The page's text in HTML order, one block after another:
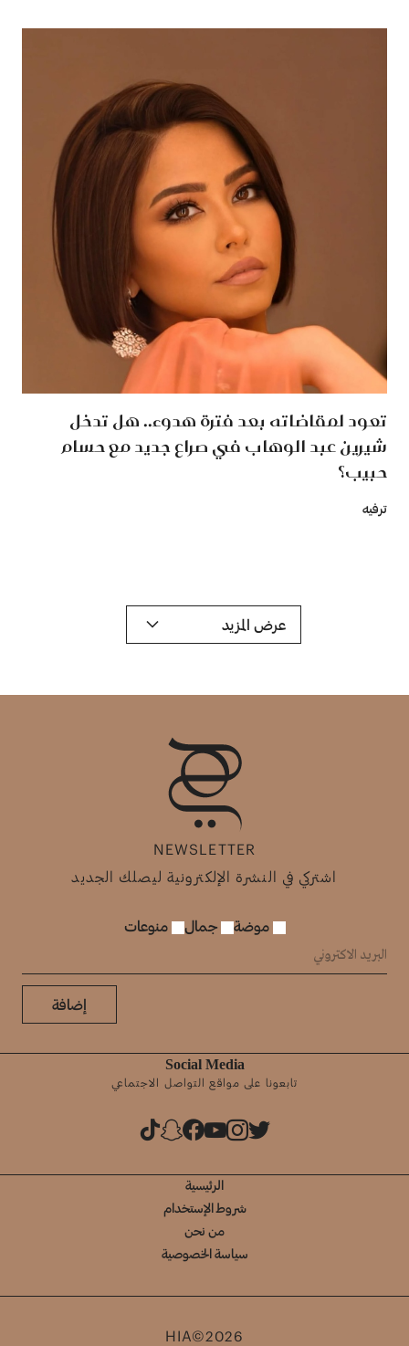
تعود لمقاضاته بعد فترة هدوء.. هل تدخل
شيرين عبد الوهاب في صراع جديد مع حسام
حبيب؟
ترفيه
عرض المزيد
NEWSLETTER
اشتركي في النشرة الإلكترونية ليصلك الجديد
موضة جمال منوعات
إضافة
Social Media
تابعونا على مواقع التواصل الاجتماعي
الرئيسية
شروط الإستخدام
من نحن
سياسة الخصوصية
HIA©2026